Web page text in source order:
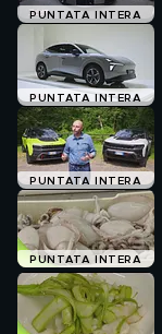
PUNTATA INTERA
PUNTATA INTERA
PUNTATA INTERA
PUNTATA INTERA